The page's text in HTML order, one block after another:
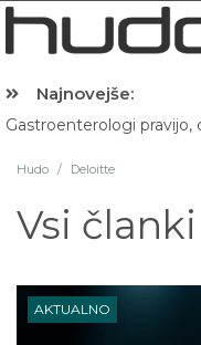
Najnovejše:
Gastroenterologi pravijo,
Hudo / Deloitte
Vsi
AKTUALNO